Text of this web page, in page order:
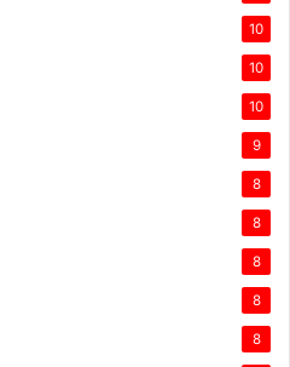
10
10
10
9
8
8
8
8
8